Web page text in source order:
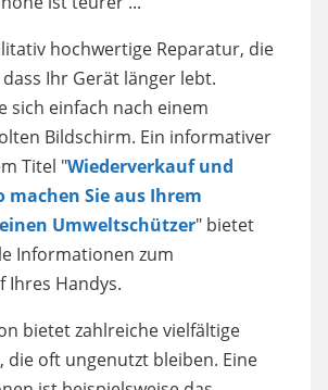
hochwertige Reparatur, die
Ihr Gerät länger lebt.
sich einfach nach einem
Bildschirm. Ein informativer
Titel "Wiederverkauf und
machen Sie aus Ihrem
Umweltschützer" bietet
Informationen zum
Ihres Handys.
bietet zahlreiche vielfältige
die oft ungenutzt bleiben. Eine